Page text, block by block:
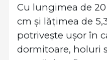
Cu lungimea de
cm și lățimea de
potrivește ușor în
dormitoare, holuri